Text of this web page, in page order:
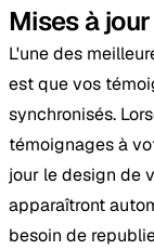
Mises à
L'une des
est que vos
synchronisés.
témoignages à
jour le design de
apparaîtront
besoin de